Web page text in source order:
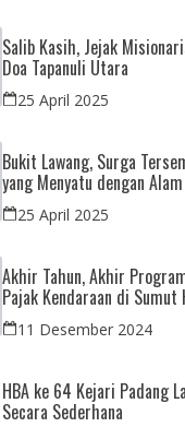
Salib Kasih, Jejak
Doa Tapanuli Utara
25 April 2025
Bukit Lawang, Surga
yang Menyatu dengan
25 April 2025
Akhir Tahun, Akhir
Pajak Kendaraan di Sumut
Desember
11 Desember 2024
HBA ke 64 Kejari Padang
Secara Sederhana